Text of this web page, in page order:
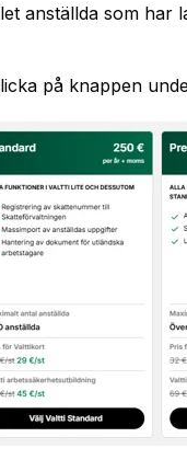
anställda som har
på knappen